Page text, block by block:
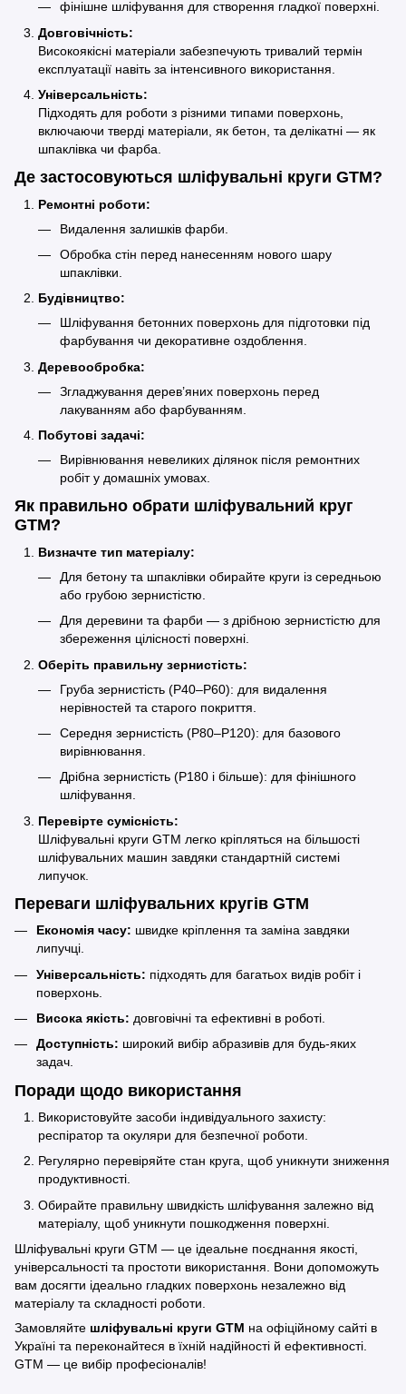
фінішне шліфування для створення гладкої поверхні.
Довговічність:
Високоякісні матеріали забезпечують тривалий термін
експлуатації навіть за інтенсивного використання.
Універсальність:
Підходять для роботи з різними типами поверхонь,
включаючи тверді матеріали, як бетон, та делікатні — як
шпаклівка чи фарба.
Де застосовуються шліфувальні круги GTM?
Ремонтні роботи:
Видалення залишків фарби.
Обробка стін перед нанесенням нового шару
шпаклівки.
Будівництво:
Шліфування бетонних поверхонь для підготовки під
фарбування чи декоративне оздоблення.
Деревообробка:
Згладжування дерев’яних поверхонь перед
лакуванням або фарбуванням.
Побутові задачі:
Вирівнювання невеликих ділянок після ремонтних
робіт у домашніх умовах.
Як правильно обрати шліфувальний круг
GTM?
Визначте тип матеріалу:
Для бетону та шпаклівки обирайте круги із середньою
або грубою зернистістю.
Для деревини та фарби — з дрібною зернистістю для
збереження цілісності поверхні.
Оберіть правильну зернистість:
Груба зернистість (P40–P60): для видалення
нерівностей та старого покриття.
Середня зернистість (P80–P120): для базового
вирівнювання.
Дрібна зернистість (P180 і більше): для фінішного
шліфування.
Перевірте сумісність:
Шліфувальні круги GTM легко кріпляться на більшості
шліфувальних машин завдяки стандартній системі
липучок.
Переваги шліфувальних кругів GTM
Економія часу: швидке кріплення та заміна завдяки
липучці.
Універсальність: підходять для багатьох видів робіт і
поверхонь.
Висока якість: довговічні та ефективні в роботі.
Доступність: широкий вибір абразивів для будь-яких
задач.
Поради щодо використання
Використовуйте засоби індивідуального захисту:
респіратор та окуляри для безпечної роботи.
Регулярно перевіряйте стан круга, щоб уникнути зниження
продуктивності.
Обирайте правильну швидкість шліфування залежно від
матеріалу, щоб уникнути пошкодження поверхні.
Шліфувальні круги GTM — це ідеальне поєднання якості,
універсальності та простоти використання. Вони допоможуть
вам досягти ідеально гладких поверхонь незалежно від
матеріалу та складності роботи.
Замовляйте шліфувальні круги GTM на офіційному сайті в
Україні та переконайтеся в їхній надійності й ефективності.
GTM — це вибір професіоналів!